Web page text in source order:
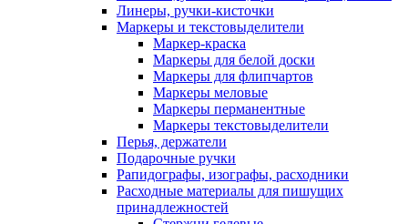
Линеры, ручки-кисточки
Маркеры и текстовыделители
Маркер-краска
Маркеры для белой доски
Маркеры для флипчартов
Маркеры меловые
Маркеры перманентные
Маркеры текстовыделители
Перья, держатели
Подарочные ручки
Рапидографы, изографы, расходники
Расходные материалы для пишущих
принадлежностей